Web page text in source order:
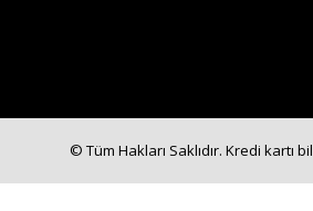
© Tüm Hakları Saklıdır. Kredi kartı